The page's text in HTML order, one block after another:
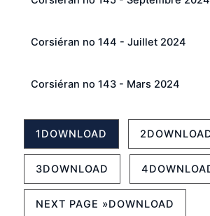
Corsiéran no 144 - Juillet 2024
Corsiéran no 143 - Mars 2024
1 2
3 4
NEXT PAGE »